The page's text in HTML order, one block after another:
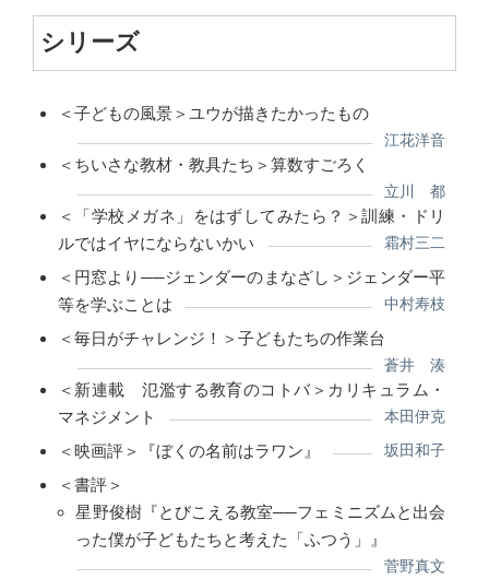
シリーズ
＜子どもの風景＞ユウが描きたかったもの
江花洋音
＜ちいさな教材・教具たち＞算数すごろく
立川 都
＜「学校メガネ」をはずしてみたら？＞訓練・ドリ
ルではイヤにならないかい
霜村三二
＜円窓より──ジェンダーのまなざし＞ジェンダー平
等を学ぶことは
中村寿枝
＜毎日がチャレンジ！＞子どもたちの作業台
蒼井 湊
＜新連載 氾濫する教育のコトバ＞カリキュラム・
マネジメント
本田伊克
＜映画評＞『ぼくの名前はラワン』 坂田和子
＜書評＞
星野俊樹『とびこえる教室──フェミニズムと出会
った僕が子どもたちと考えた「ふつう」』
菅野真文